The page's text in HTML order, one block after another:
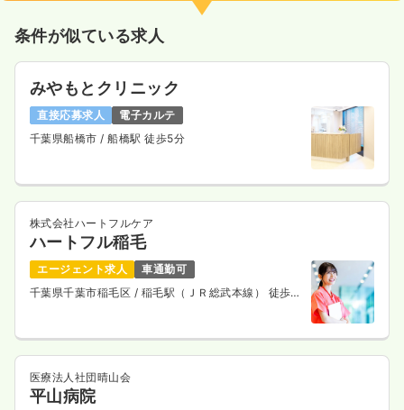
気になる
条件が似ている求人
みやもとクリニック
直接応募求人
電子カルテ
千葉県船橋市/ 船橋駅 徒歩5分
株式会社ハートフルケア
ハートフル稲毛
エージェント求人
車通勤可
千葉県千葉市稲毛区 / 稲毛駅（ＪＲ総武本線） 徒歩8
医療法人社団晴山会
平山病院